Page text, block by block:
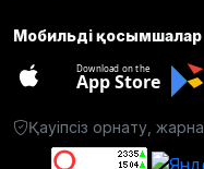
Мобильді қосымшалар
Download on the
App Store
Қауіпсіз орнату,